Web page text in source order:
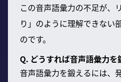
この音声語彙力の不足が、
り」のように理解できない
のです。
Q. どうすれば音声語彙力を
音声語彙力を鍛えるには、